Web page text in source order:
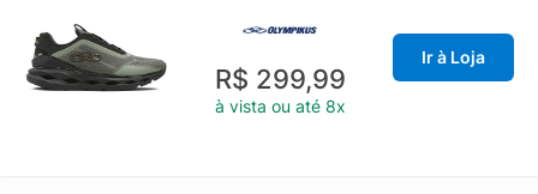
R$ 299,99
à vista ou até 8x
Ir à Loja